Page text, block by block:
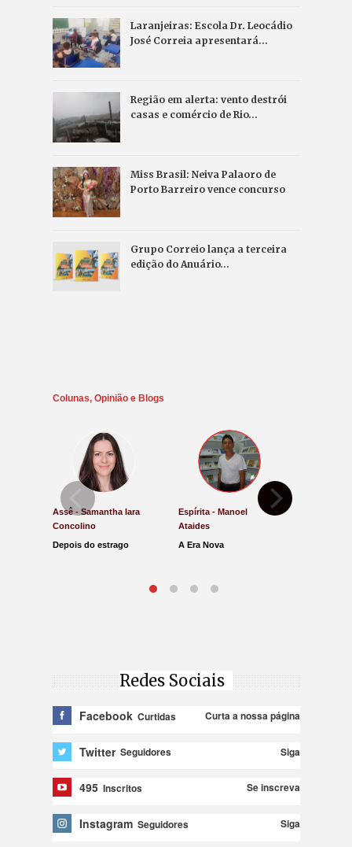
Laranjeiras: Escola Dr. Leocádio
José Correia apresentará…
Região em alerta: vento destrói
casas e comércio de Rio…
Miss Brasil: Neiva Palaoro de
Porto Barreiro vence concurso
Grupo Correio lança a terceira
edição do Anuário…
Colunas, Opinião e Blogs
Assê - Samantha Iara
Concolino
Depois do estrago
Espírita - Manoel
Ataides
A Era Nova
Redes Sociais
Facebook Curtidas Curta a nossa página
Twitter Seguidores Siga
495 Inscritos Se inscreva
Instagram Seguidores Siga